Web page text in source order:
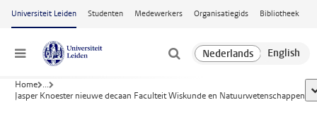
Ga naar hoofdinhoud
Universiteit Leiden Studenten Medewerkers Organisatiegids Bibliotheek
Menu
Home ...
Jasper Knoester nieuwe decaan Faculteit Wiskunde en Natuurwetenschappen